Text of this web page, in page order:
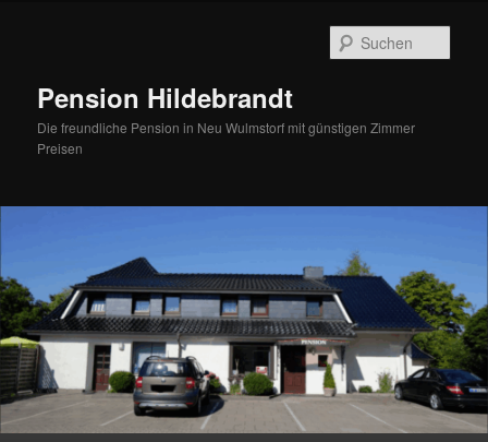
Pension Hildebrandt
Die freundliche Pension in Neu Wulmstorf mit günstigen Zimmer
Preisen